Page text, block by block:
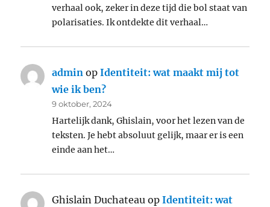
verhaal ook, zeker in deze tijd die bol staat van
polarisaties. Ik ontdekte dit verhaal…
admin opIdentiteit: wat maakt mij tot
wie ik ben?
9 oktober, 2024
Hartelijk dank, Ghislain, voor het lezen van de
teksten. Je hebt absoluut gelijk, maar er is een
einde aan het…
Ghislain Duchateau opIdentiteit: wat